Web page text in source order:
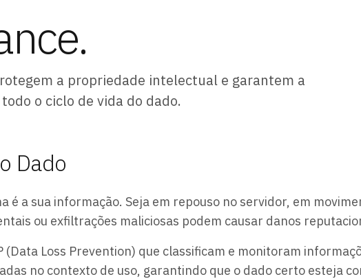
a propriedade intelectual e garantem a
o ciclo de vida do dado.
Dado
é a sua informação. Seja em repouso no servidor, em
ou exfiltrações maliciosas podem causar danos
Loss Prevention) que classificam e monitoram
no contexto de uso, garantindo que o dado certo esteja